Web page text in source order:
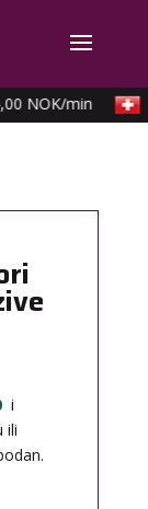
NOK/min
i
ili